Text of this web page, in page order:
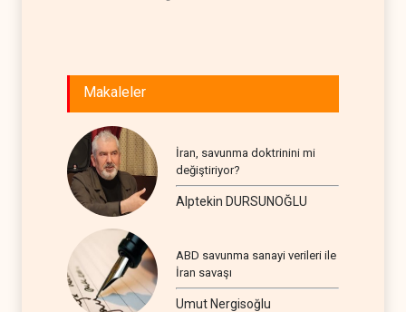
Makaleler
İran, savunma doktrinini mi
değiştiriyor?
Alptekin DURSUNOĞLU
ABD savunma sanayi verileri ile
İran savaşı
Umut Nergisoğlu